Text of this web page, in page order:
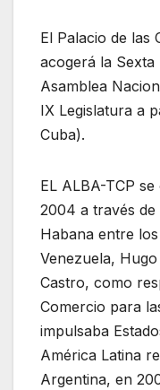
El Palacio de las
acogerá la Sexta
Asamblea
IX Legislatura a
Cuba).
EL ALBA-TCP
2004 a través
Habana entre
Venezuela,
Castro, como
Comercio para
impulsaba
América Latina
Argentina, en